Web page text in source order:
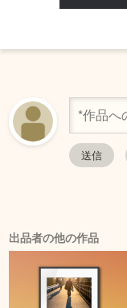
出品者の他の作品